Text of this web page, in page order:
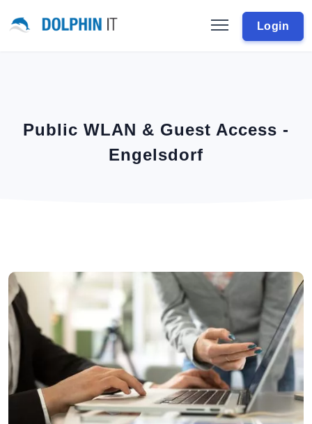
Login
Public WLAN & Guest Access -
Engelsdorf